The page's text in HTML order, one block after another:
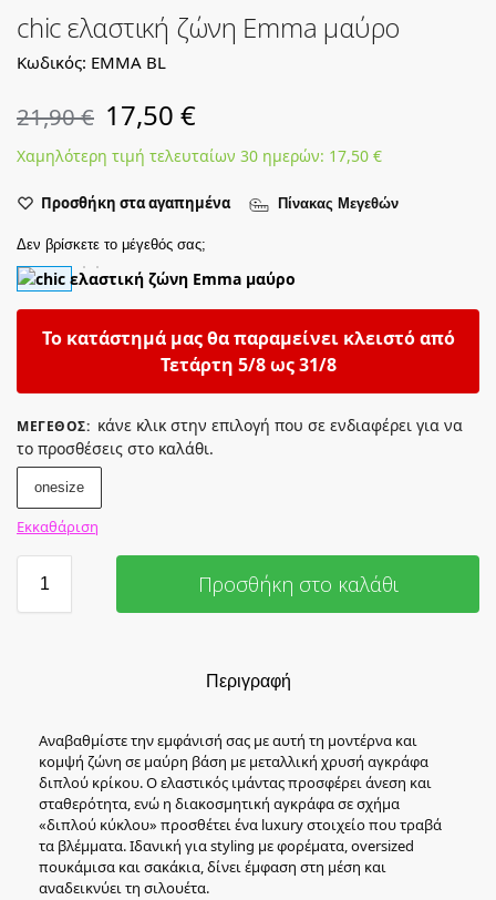
chic ελαστική ζώνη Emma μαύρο
Κωδικός: EMMA BL
21,90€ 17,50 €
Χαμηλότερη τιμή τελευταίων 30 ημερών: 17,50 €
Προσθήκη στα αγαπημένα Πίνακας Μεγεθών
Δεν βρίσκετε το μέγεθός σας;
Το κατάστημά μας θα παραμείνει κλειστό από
Τετάρτη 5/8 ως 31/8
ΜΈΓΕΘΟΣ: κάνε κλικ στην επιλογή που σε ενδιαφέρει για να
το προσθέσεις στο καλάθι.
onesize
Εκκαθάριση
Προσθήκη στο καλάθι
Περιγραφή
Αναβαθμίστε την εμφάνισή σας με αυτή τη μοντέρνα και
κομψή ζώνη σε μαύρη βάση με μεταλλική χρυσή αγκράφα
διπλού κρίκου. Ο ελαστικός ιμάντας προσφέρει άνεση και
σταθερότητα, ενώ η διακοσμητική αγκράφα σε σχήμα
«διπλού κύκλου» προσθέτει ένα luxury στοιχείο που τραβά
τα βλέμματα. Ιδανική για styling με φορέματα, oversized
πουκάμισα και σακάκια, δίνει έμφαση στη μέση και
αναδεικνύει τη σιλουέτα.